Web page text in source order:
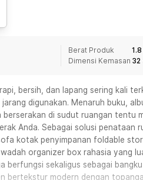
Senin - Jumat (08:00 - 20:00),
Senin - Sabtu (09:00-20:00),
Senin - Sabtu (09:00-20:00),
Barat
Senin - Jumat (07:00 -
Senin - Jumat (08:00 - 20:00),
Senin - Jumat (08:00 - 20:00),
Berat Produk
Dimensi Kemasan 32
bersih, dan lapang sering kali
digunakan. Menaruh buku,
di sudut ruangan tentu
Anda. Sebagai solusi penataan
kotak penyimpanan foldable
organizer box rahasia yang
berfungsi sekaligus sebagai
bertekstur modern dengan